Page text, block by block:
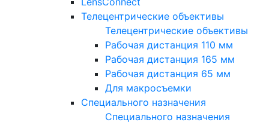
Телецентрические объективы
Телецентрические объективы
Рабочая дистанция 110 мм
Рабочая дистанция 165 мм
Рабочая дистанция 65 мм
Для макросъемки
Специального назначения
Специального назначения